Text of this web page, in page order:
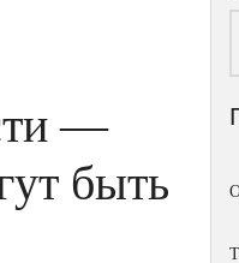
—
быть